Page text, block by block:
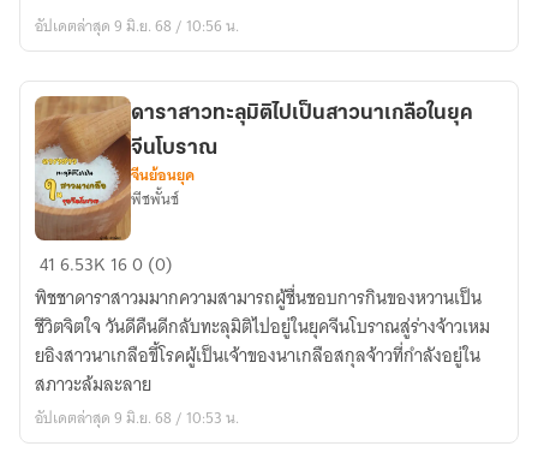
อัปเดตล่าสุด 9 มิ.ย. 68 / 10:56 น.
ดารา
สาว
ทะลุ
มิติ
ไป
เป็น
สาว
ดาราสาวทะลุมิติไปเป็นสาวนาเกลือในยุค
จีนโบราณ
จีนย้อนยุค
พีชพั้นช์
416.53K 160 (0)
พิชชาดาราสาวมมากความสามารถผู้ชื่นชอบการกินของหวานเป็น
ชีวิตจิตใจ วันดีคืนดีกลับทะลุมิติไปอยู่ในยุคจีนโบราณสู่ร่างจ้าวเหม
ยอิงสาวนาเกลือขี้โรคผู้เป็นเจ้าของนาเกลือสกุลจ้าวที่กำลังอยู่ใน
สภาวะล้มละลาย
อัปเดตล่าสุด 9 มิ.ย. 68 / 10:53 น.